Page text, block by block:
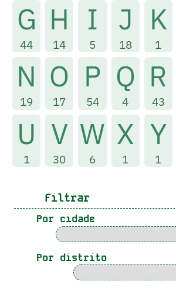
G
44
H
14
I
5
J
18
K
1
N
19
O
17
P
54
Q
4
R
43
U
1
V
30
W
6
X
1
Y
1
Filtrar
Por cidade
Por distrito